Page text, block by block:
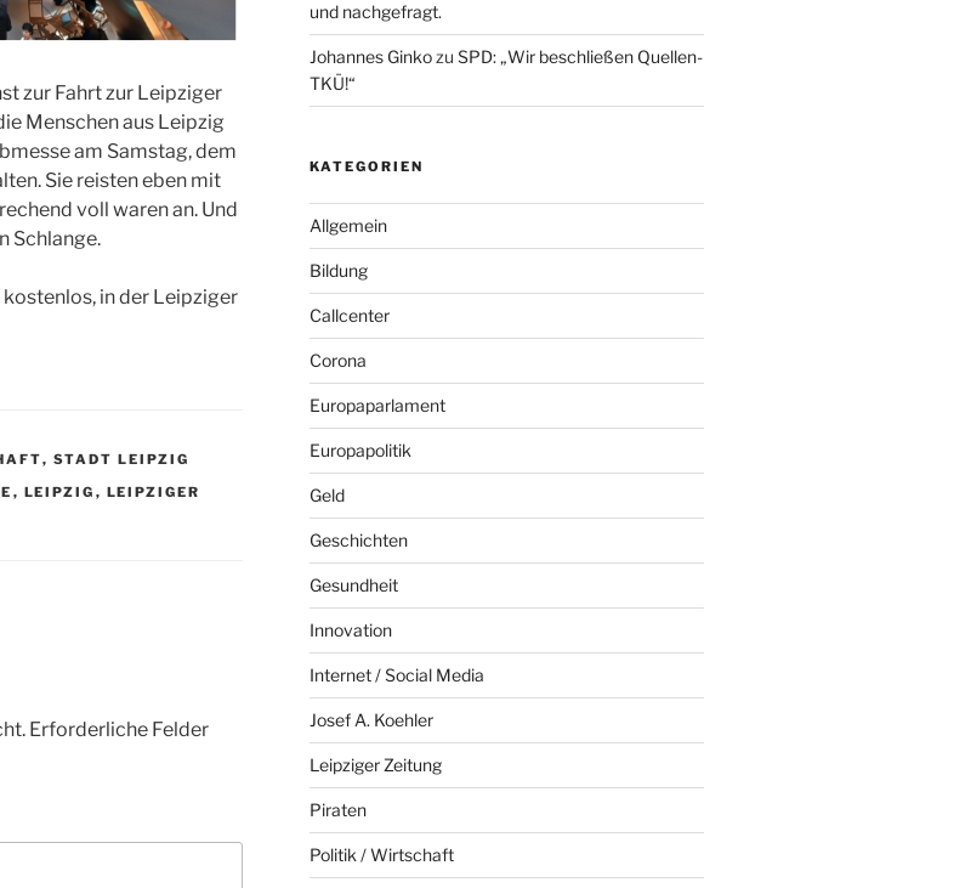
zur Fahrt zur Leipziger
Menschen aus Leipzig
am Samstag, dem
Sie reisten eben mit
voll waren an. Und
Schlange.
in der Leipziger
, STADT LEIPZIG
, LEIPZIG , LEIPZIGER
Erforderliche Felder
und nachgefragt.
Johannes Ginkozu SPD: „Wir beschließen Quellen-
TKÜ!“
KATEGORIEN
Allgemein
Bildung
Callcenter
Corona
Europaparlament
Europapolitik
Geld
Geschichten
Gesundheit
Innovation
Internet / Social Media
Josef A. Koehler
Leipziger Zeitung
Piraten
Politik / Wirtschaft